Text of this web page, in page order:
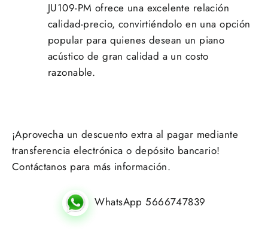
JU109-PM ofrece una excelente relación
calidad-precio, convirtiéndolo en una opción
popular para quienes desean un piano
acústico de gran calidad a un costo
razonable.
¡Aprovecha un descuento extra al pagar mediante
transferencia electrónica o depósito bancario!
Contáctanos para más información.
WhatsApp 5666747839